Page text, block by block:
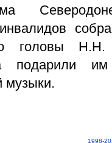
головы
подарили
музыки.
1998-